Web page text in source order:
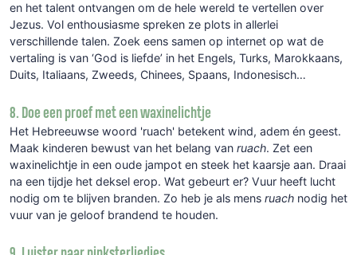
en het talent ontvangen om de hele wereld te vertellen over
Jezus. Vol enthousiasme spreken ze plots in allerlei
verschillende talen. Zoek eens samen op internet op wat de
vertaling is van ‘God is liefde’ in het Engels, Turks, Marokkaans,
Duits, Italiaans, Zweeds, Chinees, Spaans, Indonesisch…
8. Doe een proef met een waxinelichtje
Het Hebreeuwse woord 'ruach' betekent wind, adem én geest.
Maak kinderen bewust van het belang van ruach. Zet een
waxinelichtje in een oude jampot en steek het kaarsje aan. Draai
na een tijdje het deksel erop. Wat gebeurt er? Vuur heeft lucht
nodig om te blijven branden. Zo heb je als mens ruach nodig het
vuur van je geloof brandend te houden.